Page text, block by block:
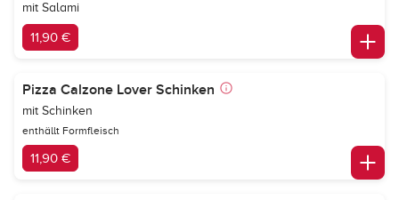
mit Salami
11,90 €
Pizza Calzone Lover Schinken
mit Schinken
enthällt Formfleisch
11,90 €